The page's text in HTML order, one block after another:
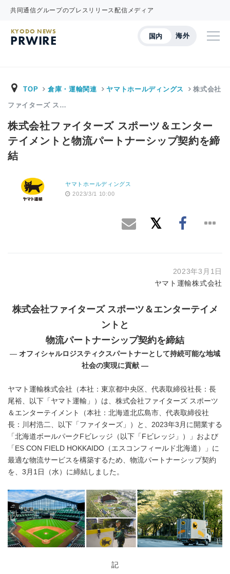
共同通信グループのプレスリリース配信メディア
国内 海外
KYODO NEWS
PRWIRE
TOP 倉庫・運輸関連 ヤマトホールディングス 株式会社
ファイターズ ス…
株式会社ファイターズ スポーツ＆エンター
テイメントと物流パートナーシップ契約を締
結
ヤマトホールディングス
2023/3/1 10:00
2023年3月1日
ヤマト運輸株式会社
株式会社ファイターズ スポーツ＆エンターテイメ
ントと
物流パートナーシップ契約を締結
― オフィシャルロジスティクスパートナーとして持続可能な地域
社会の実現に貢献 ―
ヤマト運輸株式会社（本社：東京都中央区、代表取締役社長：長
尾裕、以下「ヤマト運輸」）は、株式会社ファイターズ スポーツ
＆エンターテイメント（本社：北海道北広島市、代表取締役社
長：川村浩二、以下「ファイターズ」）と、2023年3月に開業する
「北海道ボールパークFビレッジ（以下「Fビレッジ」）」および
「ES CON FIELD HOKKAIDO（エスコンフィールド北海道）」に
最適な物流サービスを構築するため、物流パートナーシップ契約
を、3月1日（水）に締結しました。
記